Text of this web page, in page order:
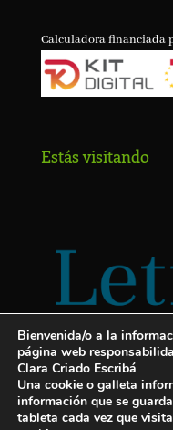
Calculadora financiada
Estás visitando
Bienvenida/o a la
página web
Clara Criado Escribá
Una cookie o galleta
información que se
tableta cada vez que